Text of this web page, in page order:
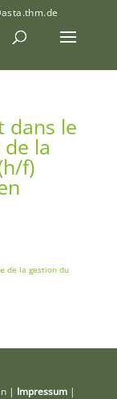
dans le
la
f)
de la gestion du
| Impressum |